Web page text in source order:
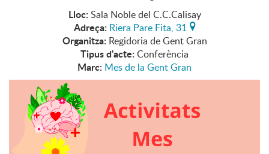
Lloc: Sala Noble del C.C.Calisay
Adreça: Riera Pare Fita, 31
Organitza: Regidoria de Gent Gran
Tipus d'acte: Conferència
Marc: Mes de la Gent Gran